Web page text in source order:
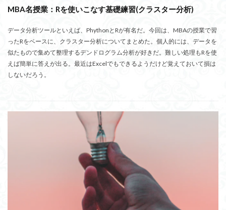
MBA名授業：Rを使いこなす基礎練習(クラスター分析)
データ分析ツールといえば、PhythonとRが有名だ。今回は、MBAの授業で習
ったRをベースに、クラスター分析についてまとめた。個人的には、データを
似たもので集めて整理するデンドログラム分析が好きだ。難しい処理もRを使
えば簡単に答えが出る。最近はExcelでもできるようだけど覚えておいて損は
しないだろう。